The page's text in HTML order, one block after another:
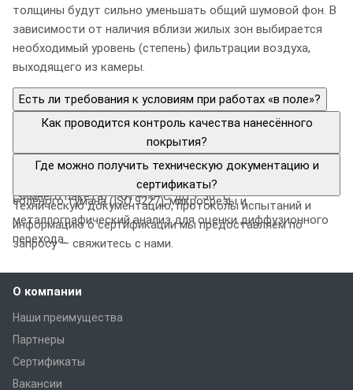
толщины будут сильно уменьшать общий шумовой фон. В
зависимости от наличия вблизи жилых зон выбирается
необходимый уровень (степень) фильтрации воздуха,
выходящего из камеры.
Есть ли требования к условиям при работах «в поле»?
Основное требование на период выполнения работ на
открытых участках – отсутствие осадков.
Температурный диапазон выполнения работ при условии
применения дополнительного оборудования для ПРАНС
(зимнего пакета) – от -15 °С до + 30 °С.
Как проводится контроль качества нанесённого
покрытия?
Стандартные методы: измерение толщины покрытия,
тесты адгезии (pull-off, cross-cut), испытания в камере
солёного тумана (ISO 9227), микросрезы и
металлографический анализ для оценки диффузионного
перехода.
Где можно получить техническую документацию и
сертификаты?
Техническую документацию, протоколы испытаний и
информацию о сертификации мы предоставляем по
запросу — свяжитесь с нами.
О компании
Наши преимущества
Партнеры
Сертификаты
Вакансии